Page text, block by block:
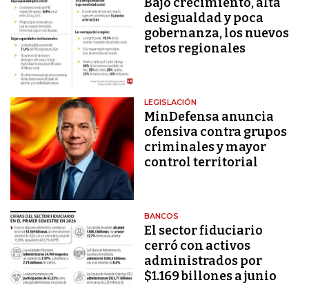
desigualdad y poca
gobernanza, los nuevos
retos regionales
LEGISLACIÓN
MinDefensa anuncia
ofensiva contra grupos
criminales y mayor
control territorial
BANCOS
El sector fiduciario
cerró con activos
administrados por
$1.169 billones a junio